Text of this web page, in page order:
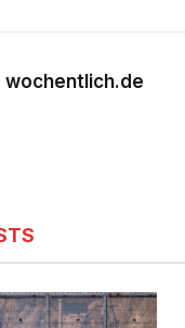
wochentlich.de